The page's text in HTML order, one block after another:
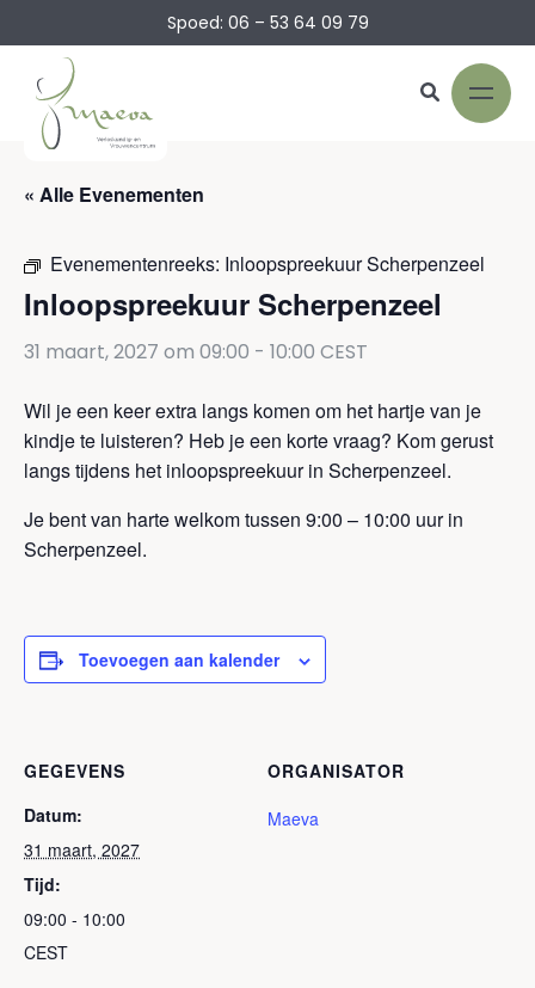
Spoed: 06 – 53 64 09 79
« Alle Evenementen
Evenementenreeks: Inloopspreekuur Scherpenzeel
Inloopspreekuur Scherpenzeel
31 maart, 2027 om 09:00 - 10:00 CEST
Wil je een keer extra langs komen om het hartje van je
kindje te luisteren? Heb je een korte vraag? Kom gerust
langs tijdens het inloopspreekuur in Scherpenzeel.
Je bent van harte welkom tussen 9:00 – 10:00 uur in
Scherpenzeel.
Toevoegen aan kalender
GEGEVENS
Datum:
31 maart, 2027
Tijd:
09:00 - 10:00
CEST
ORGANISATOR
Maeva